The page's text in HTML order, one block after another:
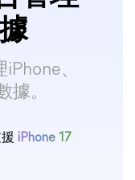
、
據。
iPhone 17